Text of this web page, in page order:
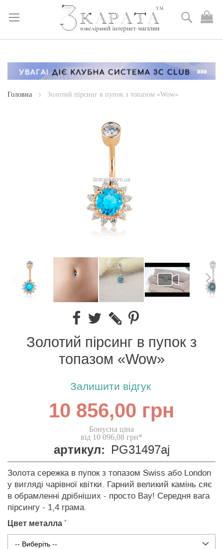
Skip
Content
Пошук
Головна Золотий пірсинг в пупок з топазом «Wow»
Золотий пірсинг в пупок з
топазом «Wow»
Залишити відгук
10 856,00 грн
Бонусна ціна
від 10 096,08 грн*
артикул: PG31497aj
Золота сережка в пупок з топазом Swiss або London
у вигляді чарівної квітки. Гарний великий камінь сяє
в обрамленні дрібніших - просто Вау! Середня вага
пірсингу - 1,4 грама.
Цвет металла